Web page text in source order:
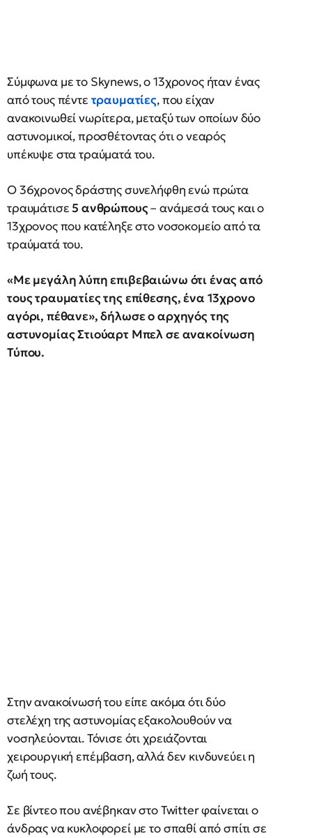
Σύμφωνα με το Skynews, o 13χρονος ήταν ένας
από τους πέντε τραυματίες, που είχαν
ανακοινωθεί νωρίτερα, μεταξύ των οποίων δύο
αστυνομικοί, προσθέτοντας ότι ο νεαρός
υπέκυψε στα τραύματά του.
Ο 36χρονος δράστης συνελήφθη ενώ πρώτα
τραυμάτισε5 ανθρώπους– ανάμεσά τους και ο
13χρονος που κατέληξε στο νοσοκομείο από τα
τραύματά του.
«Με μεγάλη λύπη επιβεβαιώνω ότι ένας από
τους τραυματίες της επίθεσης, ένα 13χρονο
αγόρι, πέθανε», δήλωσε ο αρχηγός της
αστυνομίας Στιούαρτ Μπελ σε ανακοίνωση
Τύπου.
Στην ανακοίνωσή του είπε ακόμα ότι δύο
στελέχη της αστυνομίας εξακολουθούν να
νοσηλεύονται. Τόνισε ότι χρειάζονται
χειρουργική επέμβαση, αλλά δεν κινδυνεύει η
ζωή τους.
Σε βίντεο που ανέβηκαν στο Twitter φαίνεται ο
άνδρας να κυκλοφορεί με το σπαθί από σπίτι σε